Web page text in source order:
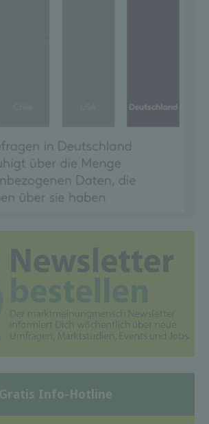
Gratis Info-Hotline